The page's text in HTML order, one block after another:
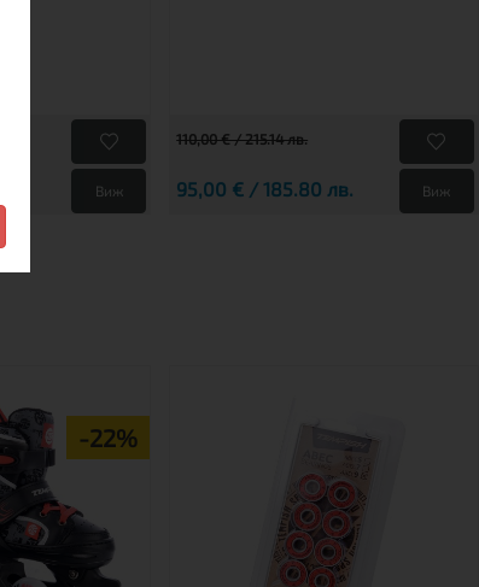
Виж
110,00 € / 215.14 лв.
95,00 € / 185.80 лв. Виж
-22%